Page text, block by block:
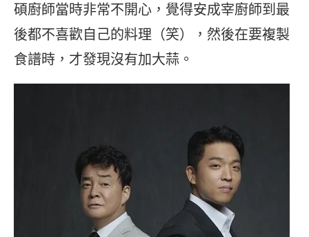
碩廚師當時非常不開心，覺得安成宰廚師到最
後都不喜歡自己的料理（笑），然後在要複製
食譜時，才發現沒有加大蒜。